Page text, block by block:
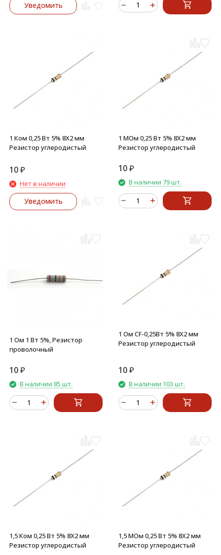
Уведомить
1 Ком 0,25 Вт 5% 8X2 мм
Резистор углеродистый
10₽
Нет в наличии
Уведомить
1 МОм 0,25 Вт 5% 8X2 мм
Резистор углеродистый
10₽
В наличии 79 шт.
1 Ом 1 Вт 5%, Резистор
проволочный
10₽
В наличии 85 шт.
1 Ом CF-0,25Вт 5% 8X2 мм
Резистор углеродистый
10₽
В наличии 103 шт.
1,5 Ком 0,25 Вт 5% 8X2 мм
Резистор углеродистый
1,5 МОм 0,25 Вт 5% 8X2 мм
Резистор углеродистый